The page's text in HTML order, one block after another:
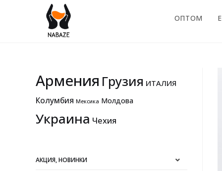
ОПТОМ
Армения Грузия ИТАЛИЯ
Колумбия Мексика Молдова
Украина Чехия
АКЦИЯ, НОВИНКИ